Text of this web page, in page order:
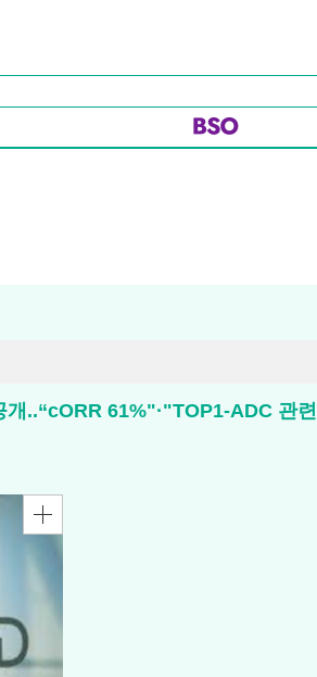
..“cORR 61%"·"TOP1-ADC 관